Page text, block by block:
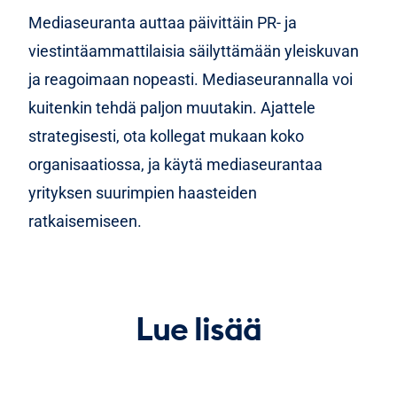
Mediaseuranta auttaa päivittäin PR- ja
viestintäammattilaisia säilyttämään yleiskuvan
ja reagoimaan nopeasti. Mediaseurannalla voi
kuitenkin tehdä paljon muutakin. Ajattele
strategisesti, ota kollegat mukaan koko
organisaatiossa, ja käytä mediaseurantaa
yrityksen suurimpien haasteiden
ratkaisemiseen.
Lue lisää